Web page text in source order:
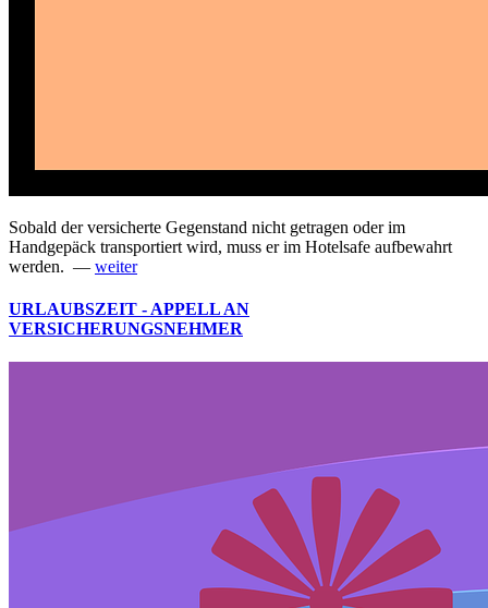
Sobald der versicherte Gegenstand nicht getragen oder im
Handgepäck transportiert wird, muss er im Hotelsafe aufbewahrt
werden. — weiter
URLAUBSZEIT - APPELL AN
VERSICHERUNGSNEHMER